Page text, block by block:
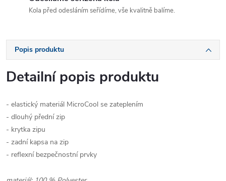
Kola před odesláním seřídíme, vše kvalitně balíme.
Popis produktu
Detailní popis produktu
- elastický materiál MicroCool se zateplením
- dlouhý přední zip
- krytka zipu
- zadní kapsa na zip
- reflexní bezpečnostní prvky